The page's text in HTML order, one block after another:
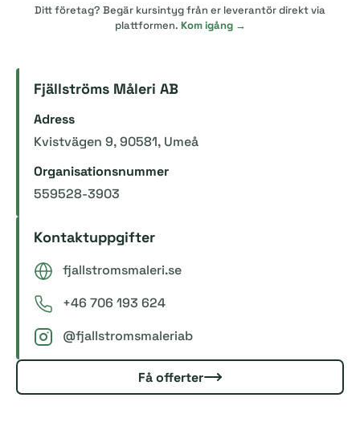
Ditt företag? Begär kursintyg från er leverantör direkt via
plattformen. Kom igång →
Fjällströms Måleri AB
Adress
Kvistvägen 9, 90581, Umeå
Organisationsnummer
559528-3903
Kontaktuppgifter
fjallstromsmaleri.se
+46 706 193 624
@fjallstromsmaleriab
Få offerter